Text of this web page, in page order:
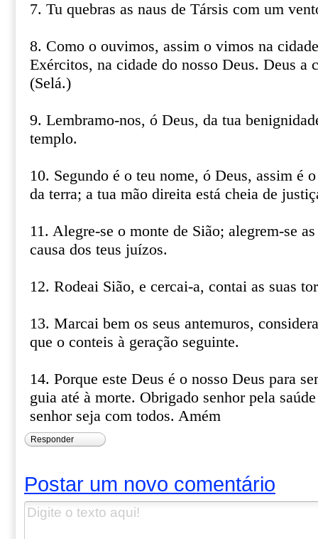
7. Tu quebras as naus de Társis com um
8. Como o ouvimos, assim o vimos na
Exércitos, na cidade do nosso Deus. Deus a
(Selá.)
9. Lembramo-nos, ó Deus, da tua
templo.
10. Segundo é o teu nome, ó Deus, assim é
da terra; a tua mão direita está cheia de
11. Alegre-se o monte de Sião; alegrem-se
causa dos teus juízos.
12. Rodeai Sião, e cercai-a, contai as suas
13. Marcai bem os seus antemuros,
que o conteis à geração seguinte.
14. Porque este Deus é o nosso Deus para
guia até à morte. Obrigado senhor pela
senhor seja com todos. Amém
Responder
Postar um novo comentário